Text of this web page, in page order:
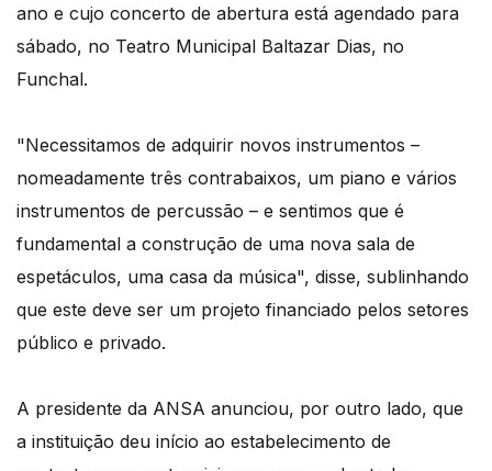
ano e cujo concerto de abertura está agendado para
sábado, no Teatro Municipal Baltazar Dias, no
Funchal.
"Necessitamos de adquirir novos instrumentos –
nomeadamente três contrabaixos, um piano e vários
instrumentos de percussão – e sentimos que é
fundamental a construção de uma nova sala de
espetáculos, uma casa da música", disse, sublinhando
que este deve ser um projeto financiado pelos setores
público e privado.
A presidente da ANSA anunciou, por outro lado, que
a instituição deu início ao estabelecimento de